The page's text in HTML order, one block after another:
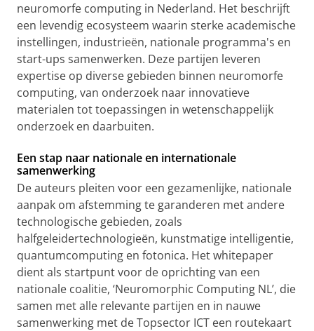
neuromorfe computing in Nederland. Het beschrijft
een levendig ecosysteem waarin sterke academische
instellingen, industrieën, nationale programma's en
start-ups samenwerken. Deze partijen leveren
expertise op diverse gebieden binnen neuromorfe
computing, van onderzoek naar innovatieve
materialen tot toepassingen in wetenschappelijk
onderzoek en daarbuiten.
Een stap naar nationale en internationale
samenwerking
De auteurs pleiten voor een gezamenlijke, nationale
aanpak om afstemming te garanderen met andere
technologische gebieden, zoals
halfgeleidertechnologieën, kunstmatige intelligentie,
quantumcomputing en fotonica. Het whitepaper
dient als startpunt voor de oprichting van een
nationale coalitie, ‘Neuromorphic Computing NL’, die
samen met alle relevante partijen en in nauwe
samenwerking met de Topsector ICT een routekaart